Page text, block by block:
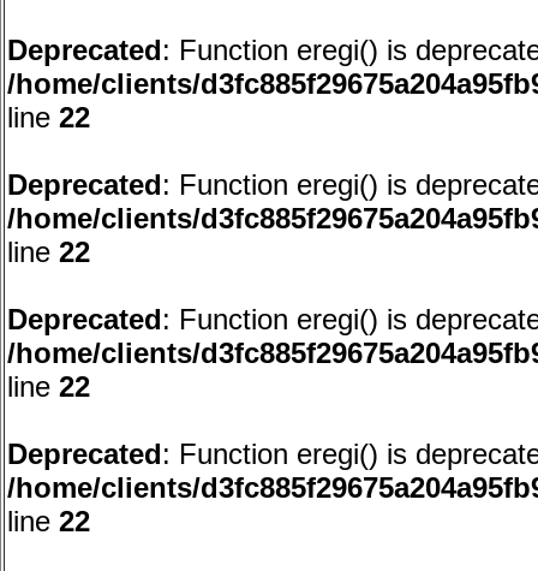
Deprecated: Function eregi() is
/home/clients/
line 22
Deprecated: Function eregi() is
/home/clients/
line 22
Deprecated: Function eregi() is
/home/clients/
line 22
Deprecated: Function eregi() is
/home/clients/
line 22